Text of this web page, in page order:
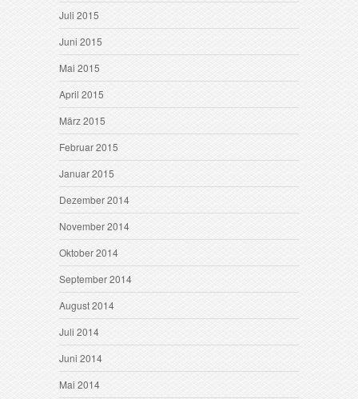
Juli 2015
Juni 2015
Mai 2015
April 2015
März 2015
Februar 2015
Januar 2015
Dezember 2014
November 2014
Oktober 2014
September 2014
August 2014
Juli 2014
Juni 2014
Mai 2014